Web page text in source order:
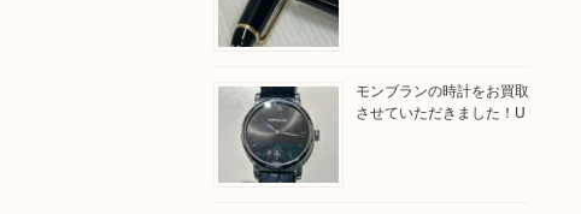
モンブランの時計をお買取
させていただきました！U